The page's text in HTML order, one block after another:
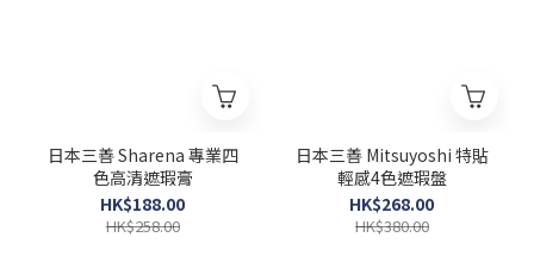
日本三善 Sharena 專業四
色高清遮瑕膏
HK$188.00
HK$258.00
日本三善 Mitsuyoshi 特貼
輕感4色遮瑕盤
HK$268.00
HK$380.00